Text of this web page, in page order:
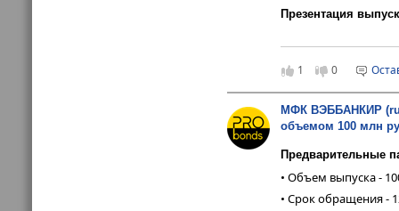
Презентация
1 0
МФК ВЭББАНКИР
объемом 100 млн
Предварительные
• Объем выпуска -
• Срок обращения -